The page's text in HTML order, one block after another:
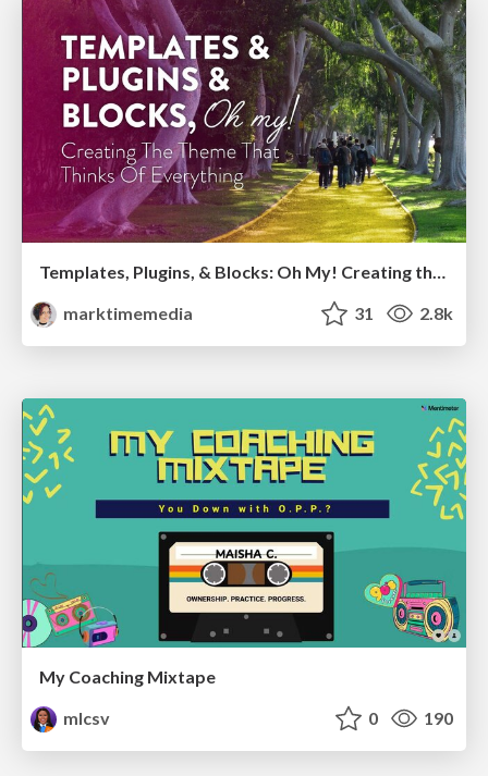
Templates, Plugins, & Blocks: Oh My! Creating the theme that thinks of everything
marktimemedia
31 2.8k
My Coaching Mixtape
mlcsv
0 190